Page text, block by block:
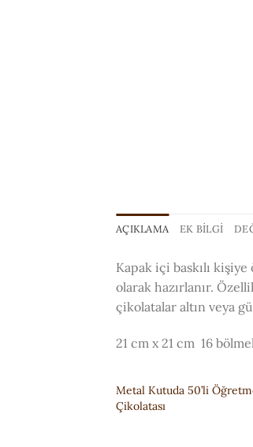
AÇIKLAMA EK BILGI
Kapak içi baskılı
olarak hazırlanır.
çikolatalar altın veya
21 cm x 21 cm 16
Metal Kutuda 50’li
Çikolatası